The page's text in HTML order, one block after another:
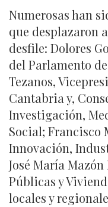
Numerosas han
que desplazaron
desfile: Dolores
del Parlamento
Tezanos,
Cantabria y,
Investigación,
Social; Francisco
Innovación,
José María
Públicas y
locales y